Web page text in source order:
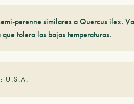
perenne similares a Quercus ilex.
tolera las bajas temperaturas.
U.S.A.